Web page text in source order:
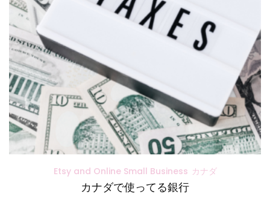
Etsy and Online Small Business カナダ
カナダで使ってる銀行